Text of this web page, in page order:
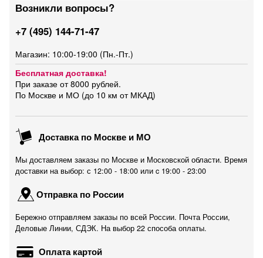
Возникли вопросы?
+7 (495) 144-71-47
Магазин: 10:00-19:00 (Пн.-Пт.)
Бесплатная доставка!
При заказе от 8000 рублей.
По Москве и МО (до 10 км от МКАД)
Доставка по Москве и МО
Мы доставляем заказы по Москве и Московской области. Время
доставки на выбор: с 12:00 - 18:00 или c 19:00 - 23:00
Отправка по России
Бережно отправляем заказы по всей России. Почта России,
Деловые Линии, СДЭК. На выбор 22 способа оплаты.
Оплата картой